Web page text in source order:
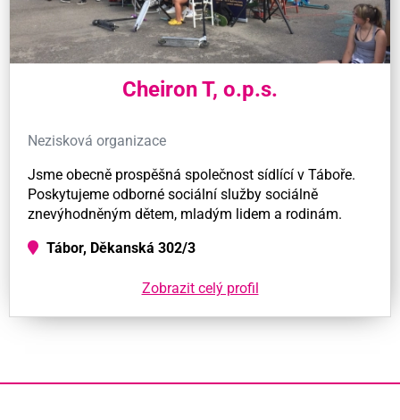
Cheiron T, o.p.s.
Nezisková organizace
Jsme obecně prospěšná společnost sídlící v Táboře.
Poskytujeme odborné sociální služby sociálně
znevýhodněným dětem, mladým lidem a rodinám.
Tábor, Děkanská 302/3
Zobrazit celý profil